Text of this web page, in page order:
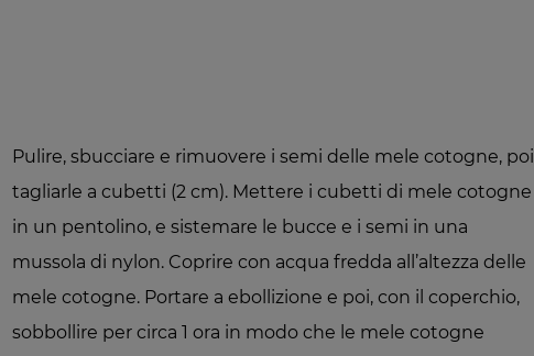
Pulire, sbucciare e rimuovere i semi delle mele cotogne, poi
tagliarle a cubetti (2 cm). Mettere i cubetti di mele cotogne
in un pentolino, e sistemare le bucce e i semi in una
mussola di nylon. Coprire con acqua fredda all’altezza delle
mele cotogne. Portare a ebollizione e poi, con il coperchio,
sobbollire per circa 1 ora in modo che le mele cotogne